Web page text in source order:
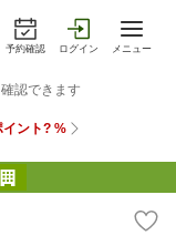
予約確認 ログイン メニュー